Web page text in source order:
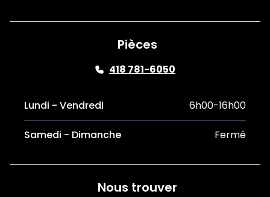
Pièces
418 781-6050
Lundi - Vendredi 6h00-16h00
Samedi - Dimanche Fermé
Nous trouver